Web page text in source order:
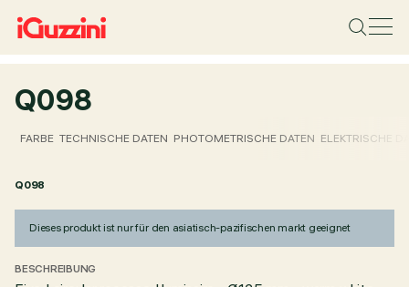
Q098
FARBE TECHNISCHE DATEN PHOTOMETRISCHE DATEN ELEKTRISCHE
Q098
Dieses produkt ist nur für den asiatisch-pazifischen markt geeignet
BESCHREIBUNG